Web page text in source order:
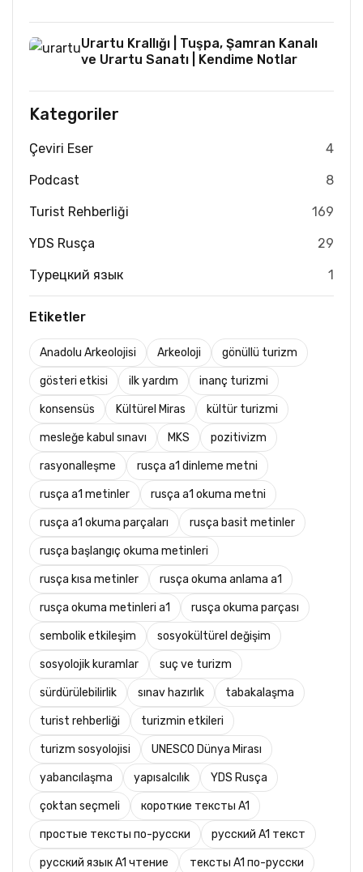
Urartu Krallığı | Tuşpa, Şamran Kanalı
ve Urartu Sanatı | Kendime Notlar
Kategoriler
Çeviri Eser 4
Podcast 8
Turist Rehberliği 169
YDS Rusça 29
Турецкий язык 1
Etiketler
Anadolu Arkeolojisi Arkeoloji gönüllü turizm
gösteri etkisi ilk yardım inanç turizmi
konsensüs Kültürel Miras kültür turizmi
mesleğe kabul sınavı MKS pozitivizm
rasyonalleşme rusça a1 dinleme metni
rusça a1 metinler rusça a1 okuma metni
rusça a1 okuma parçaları rusça basit metinler
rusça başlangıç okuma metinleri
rusça kısa metinler rusça okuma anlama a1
rusça okuma metinleri a1 rusça okuma parçası
sembolik etkileşim sosyokültürel değişim
sosyolojik kuramlar suç ve turizm
sürdürülebilirlik sınav hazırlık tabakalaşma
turist rehberliği turizmin etkileri
turizm sosyolojisi UNESCO Dünya Mirası
yabancılaşma yapısalcılık YDS Rusça
çoktan seçmeli короткие тексты A1
простые тексты по-русски русский A1 текст
русский язык A1 чтение тексты A1 по-русски